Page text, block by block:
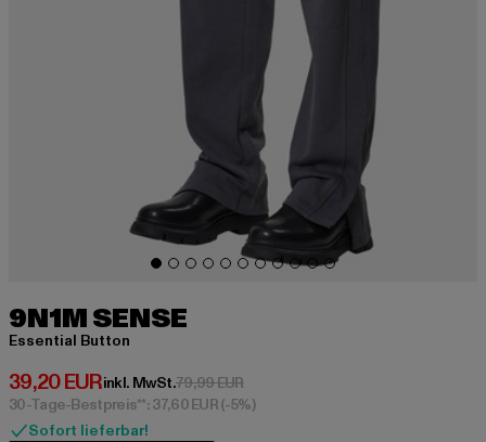
9N1M SENSE
Essential Button
39,20 EUR
Derzeitiger Preis: 39,20 EUR
inkl. MwSt.79,99 EURAktionspreis: 79,99 EUR
30-Tage-Bestpreis**: 37,60 EUR(-5%)
Sofort lieferbar!